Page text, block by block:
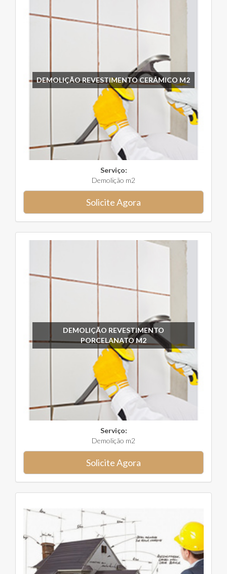
DEMOLIÇÃO REVESTIMENTO CERÂMICO M2
Serviço:
Demolição m2
Solicite Agora
DEMOLIÇÃO REVESTIMENTO
PORCELANATO M2
Serviço:
Demolição m2
Solicite Agora